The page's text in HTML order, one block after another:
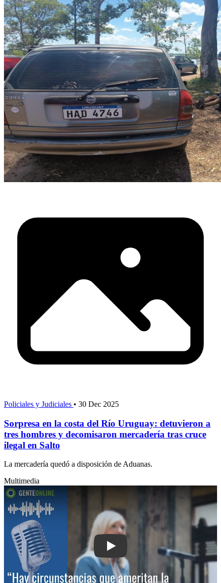
Policiales y Judiciales • 30 Dec 2025
Sorpresa en la costa del Río Uruguay: detuvieron a
tres hombres y decomisaron mercadería tras cruce
ilegal en Salto
La mercadería quedó a disposición de Aduanas.
Multimedia
Play: “Hay circunstancias que